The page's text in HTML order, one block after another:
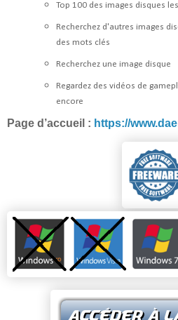
Top 100 des images disques
Recherchez d'autres images
des mots clés
Recherchez une image disque
Regardez des vidéos de
encore
Page d’accueil : https://